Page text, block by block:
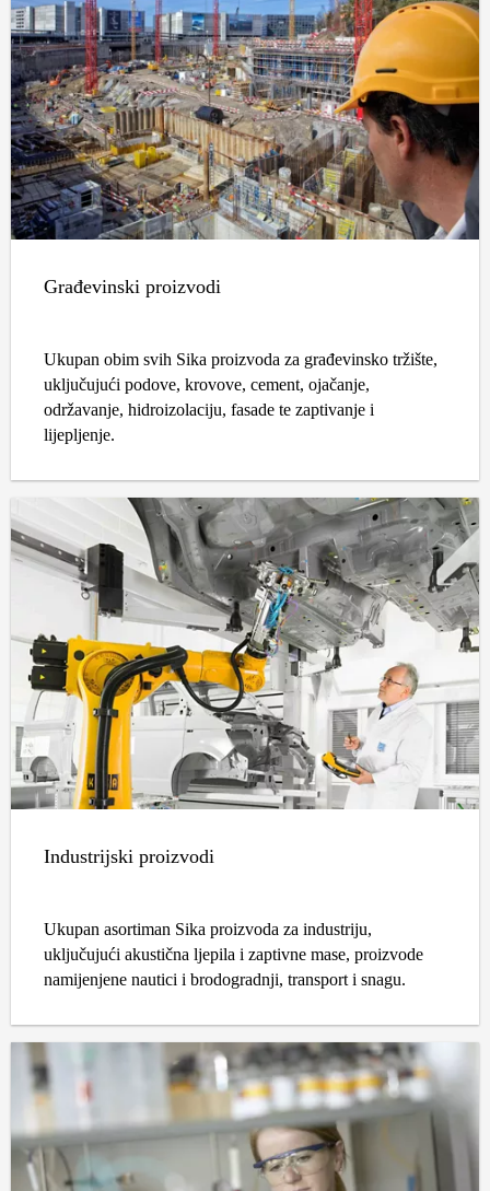
Građevinski proizvodi
Ukupan obim svih Sika proizvoda za građevinsko tržište,
uključujući podove, krovove, cement, ojačanje,
održavanje, hidroizolaciju, fasade te zaptivanje i
lijepljenje.
Industrijski proizvodi
Ukupan asortiman Sika proizvoda za industriju,
uključujući akustična ljepila i zaptivne mase, proizvode
namijenjene nautici i brodogradnji, transport i snagu.